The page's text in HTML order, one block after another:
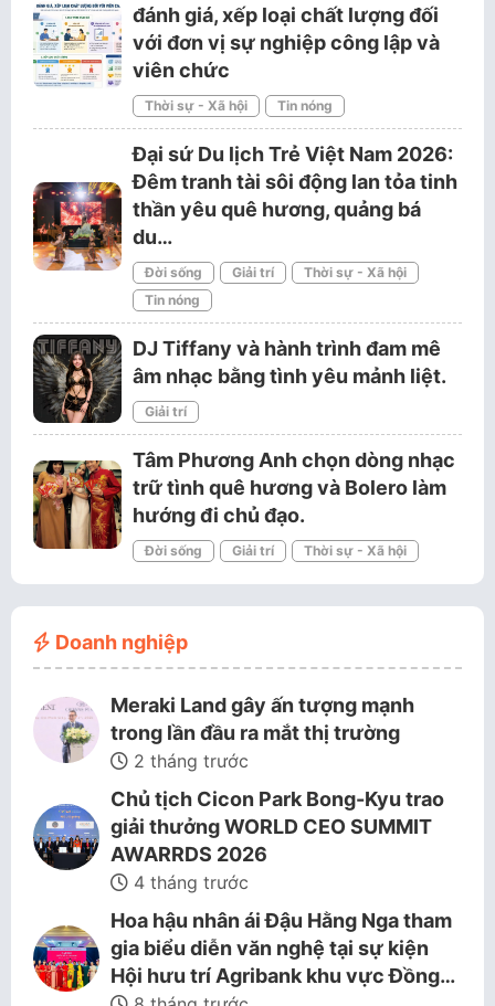
đánh giá, xếp loại chất lượng đối
với đơn vị sự nghiệp công lập và
viên chức
Thời sự - Xã hội Tin nóng
Đại sứ Du lịch Trẻ Việt Nam 2026:
Đêm tranh tài sôi động lan tỏa tinh
thần yêu quê hương, quảng bá
du…
Đời sống Giải trí
Thời sự - Xã hội
Tin nóng
DJ Tiffany và hành trình đam mê
âm nhạc bằng tình yêu mảnh liệt.
Giải trí
Tâm Phương Anh chọn dòng nhạc
trữ tình quê hương và Bolero làm
hướng đi chủ đạo.
Đời sống Giải trí Thời sự - Xã hội
Doanh nghiệp
Meraki Land gây ấn tượng mạnh
trong lần đầu ra mắt thị trường
2 tháng trước
Chủ tịch Cicon Park Bong-Kyu trao
giải thưởng WORLD CEO SUMMIT
AWARRDS 2026
4 tháng trước
Hoa hậu nhân ái Đậu Hằng Nga tham
gia biểu diễn văn nghệ tại sự kiện
Hội hưu trí Agribank khu vực Đồng…